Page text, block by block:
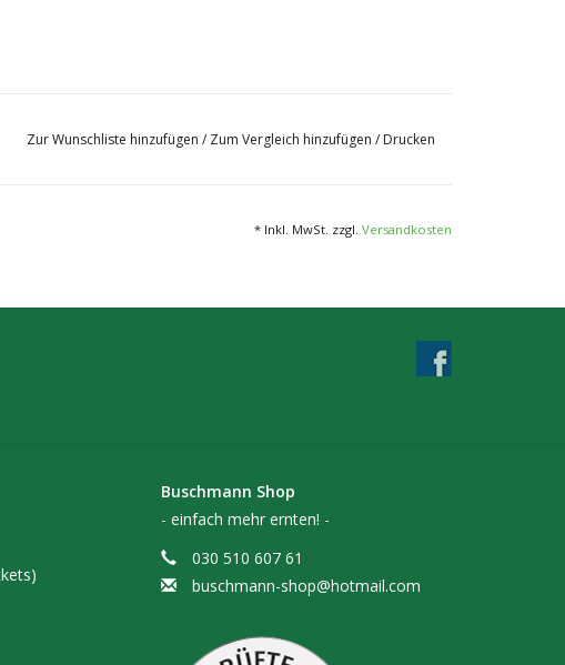
Zur Wunschliste hinzufügen / Zum Vergleich hinzufügen / Drucken
* Inkl. MwSt. zzgl. Versandkosten
Buschmann Shop
- einfach mehr ernten! -
030 510 607 61
buschmann-shop@hotmail.com